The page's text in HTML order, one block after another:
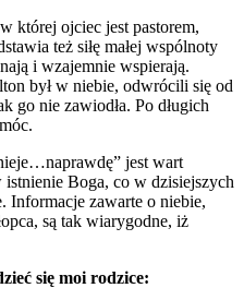
której ojciec jest pastorem,
też siłę małej wspólnoty
i wzajemnie wspierają.
był w niebie, odwrócili się od
go nie zawiodła. Po długich
jest wart
Boga, co w dzisiejszych
Informacje zawarte o niebie,
są tak wiarygodne, iż
się moi rodzice: